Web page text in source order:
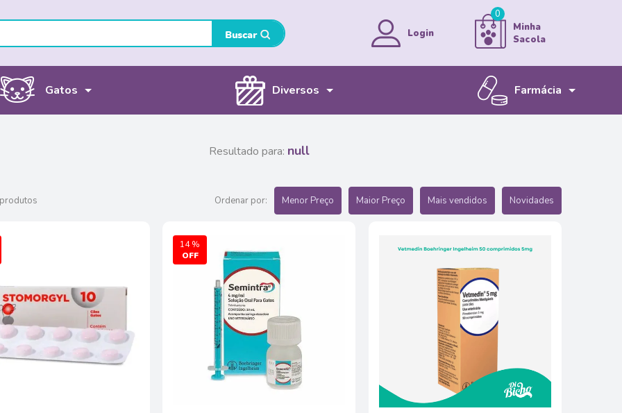
Login
0
Minha
Sacola
Gatos Diversos Farmácia
Resultado para: null
Ordenar por: Menor Preço Maior Preço Mais vendidos Novidades
14 %